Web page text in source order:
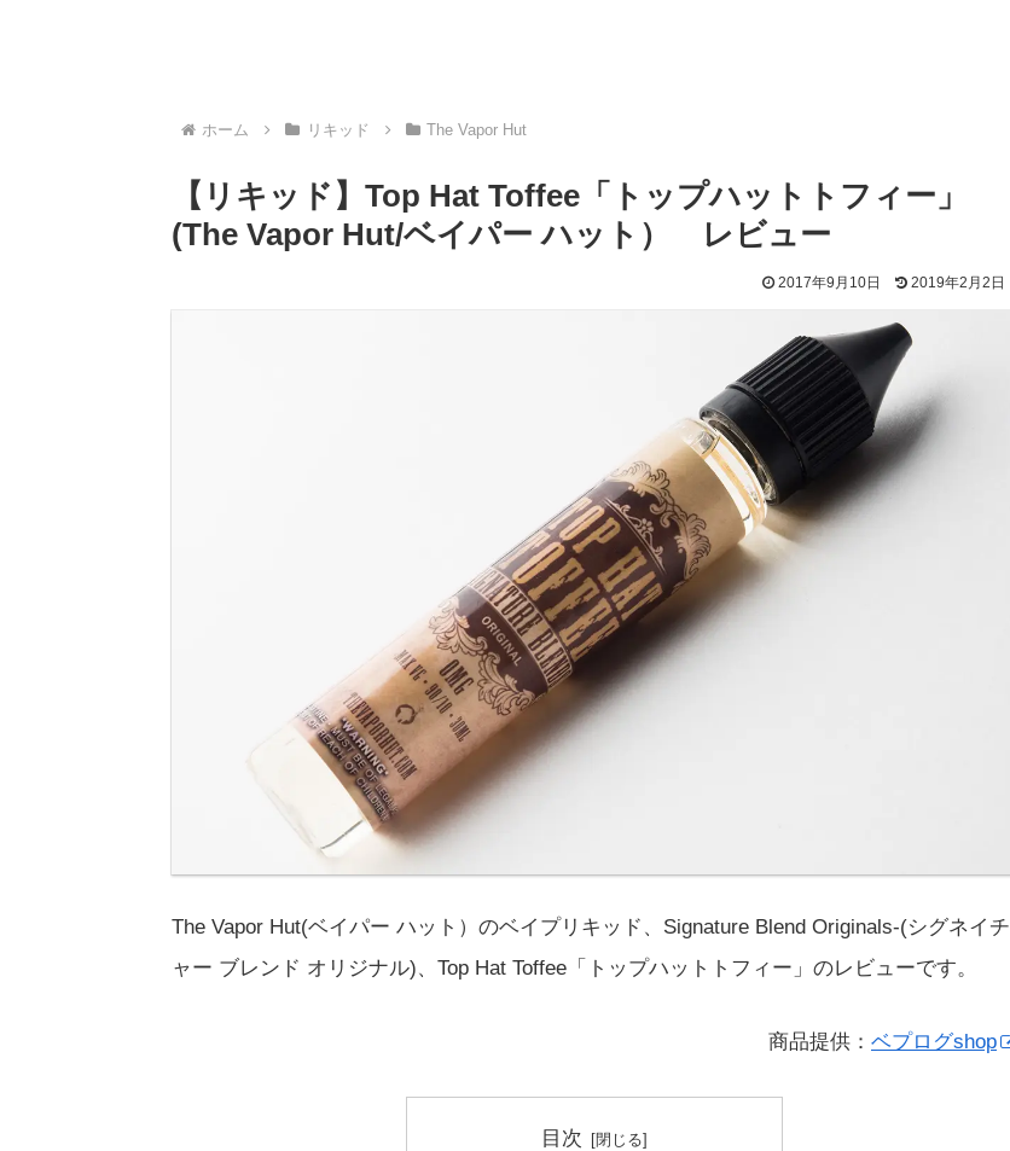
ホーム リキッド The Vapor Hut
【リキッド】Top Hat Toffee「トップハットトフィー」
(The Vapor Hut/ベイパー ハット） レビュー
2017年9月10日 2019年2月2日
The Vapor Hut(ベイパー ハット）のベイプリキッド、Signature Blend Originals-(シグネイチ
ャー ブレンド オリジナル)、Top Hat Toffee「トップハットトフィー」のレビューです。
商品提供： ベプログshop
目次